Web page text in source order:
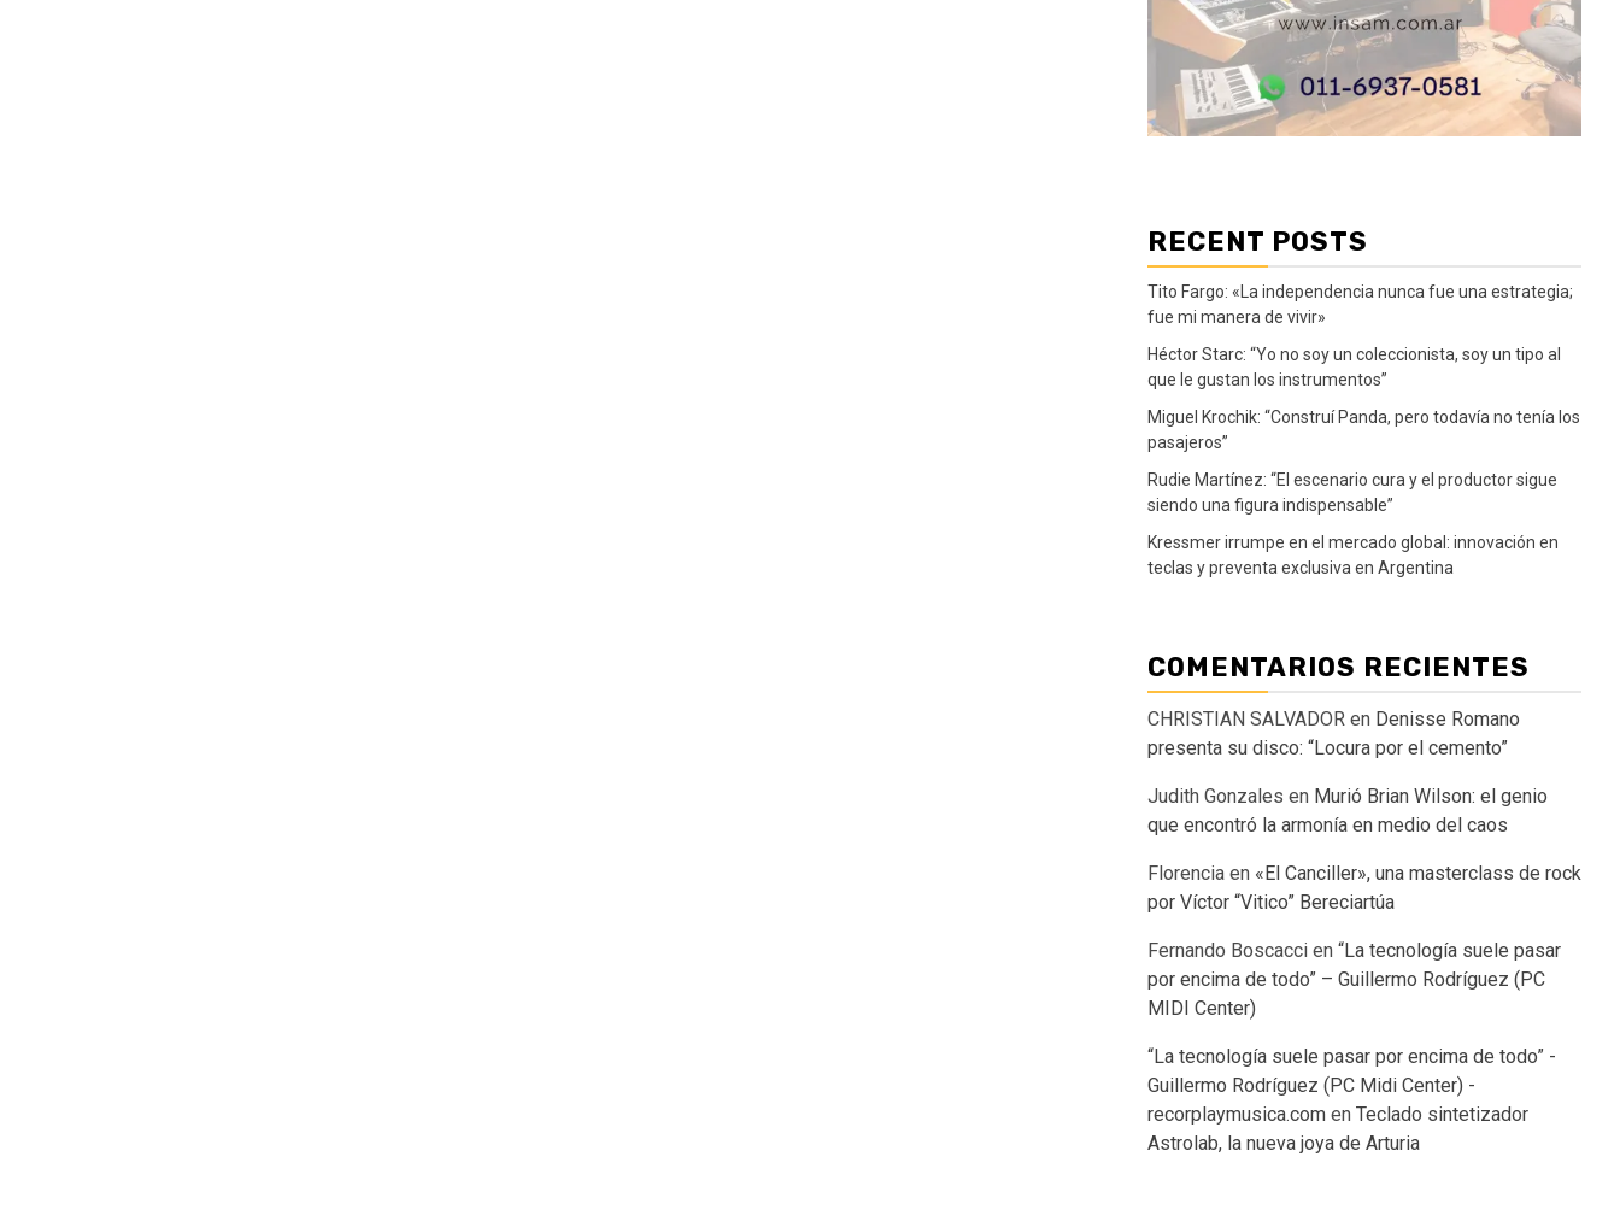
RECENT POSTS
Tito Fargo: «La independencia nunca fue una estrategia;
fue mi manera de vivir»
Héctor Starc: “Yo no soy un coleccionista, soy un tipo al
que le gustan los instrumentos”
Miguel Krochik: “Construí Panda, pero todavía no tenía los
pasajeros”
Rudie Martínez: “El escenario cura y el productor sigue
siendo una figura indispensable”
Kressmer irrumpe en el mercado global: innovación en
teclas y preventa exclusiva en Argentina
COMENTARIOS RECIENTES
CHRISTIAN SALVADOR en Denisse Romano
presenta su disco: “Locura por el cemento”
Judith Gonzales en Murió Brian Wilson: el genio
que encontró la armonía en medio del caos
Florencia en «El Canciller», una masterclass de rock
por Víctor “Vitico” Bereciartúa
Fernando Boscacci en “La tecnología suele pasar
por encima de todo” – Guillermo Rodríguez (PC
MIDI Center)
“La tecnología suele pasar por encima de todo” -
Guillermo Rodríguez (PC Midi Center) -
recorplaymusica.com en Teclado sintetizador
Astrolab, la nueva joya de Arturia